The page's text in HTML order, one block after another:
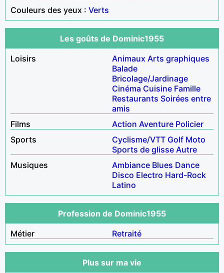
Couleurs des yeux : Verts
Les goûts de Dominic1955
Loisirs
Animaux Arts graphiques
Balade
Bricolage/Jardinage
Cinéma Cuisine Famille
Restaurants Soirées entre
amis
Films
Action Aventure Policier
Sports
Cyclisme/VTT Golf Moto
Sports de glisse Autre
Musiques
Ambiance Blues Dance
Disco Electro Hard-Rock
Latino
Profession de Dominic1955
Métier
Retraité
Plus sur ma vie